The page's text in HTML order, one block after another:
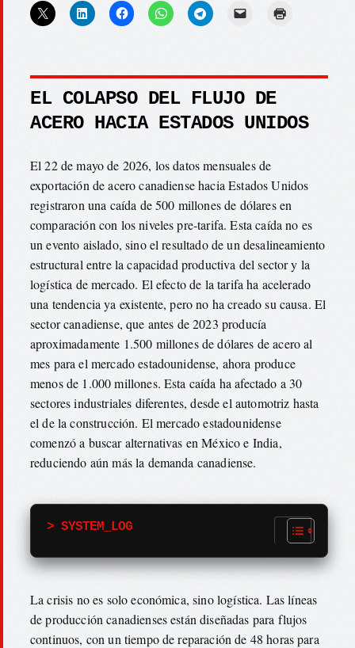
EL COLAPSO DEL FLUJO DE
ACERO HACIA ESTADOS UNIDOS
El 22 de mayo de 2026, los datos mensuales de
exportación de acero canadiense hacia Estados Unidos
registraron una caída de 500 millones de dólares en
comparación con los niveles pre-tarifa. Esta caída no es
un evento aislado, sino el resultado de un desalineamiento
estructural entre la capacidad productiva del sector y la
logística de mercado. El efecto de la tarifa ha acelerado
una tendencia ya existente, pero no ha creado su causa. El
sector canadiense, que antes de 2023 producía
aproximadamente 1.500 millones de dólares de acero al
mes para el mercado estadounidense, ahora produce
menos de 1.000 millones. Esta caída ha afectado a 30
sectores industriales diferentes, desde el automotriz hasta
el de la construcción. El mercado estadounidense
comenzó a buscar alternativas en México e India,
reduciendo aún más la demanda canadiense.
> SYSTEM_LOG
La crisis no es solo económica, sino logística. Las líneas
de producción canadienses están diseñadas para flujos
continuos, con un tiempo de reparación de 48 horas para